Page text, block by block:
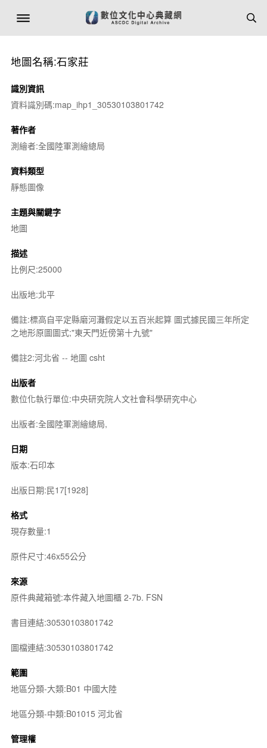
地圖名稱:石家莊
識別資訊
資料識別碼:map_ihp1_30530103801742
著作者
測繪者:全國陸軍測繪總局
資料類型
靜態圖像
主題與關鍵字
地圖
描述
比例尺:25000
出版地:北平
備註:標高自平定縣磨河灘假定以五百米起算 圖式據民國三年所定
之地形原圖圖式;"東天門近傍第十九號"
備註2:河北省 -- 地圖 csht
出版者
數位化執行單位:中央研究院人文社會科學研究中心
出版者:全國陸軍測繪總局,
日期
版本:石印本
出版日期:民17[1928]
格式
現存數量:1
原件尺寸:46x55公分
來源
原件典藏箱號:本件藏入地圖櫃 2-7b. FSN
書目連結:30530103801742
圖檔連結:30530103801742
範圍
地區分類-大類:B01 中國大陸
地區分類-中類:B01015 河北省
管理權